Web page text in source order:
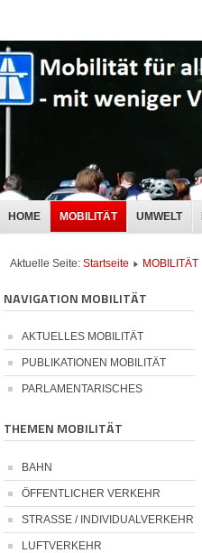
HOME MOBILITÄT UMWELT
Aktuelle Seite: Startseite MOBILITÄT
NAVIGATION MOBILITÄT
AKTUELLES MOBILITÄT
PUBLIKATIONEN MOBILITÄT
PARLAMENTARISCHES
THEMEN MOBILITÄT
BAHN
ÖFFENTLICHER VERKEHR
STRASSE / INDIVIDUALVERKEHR
LUFTVERKEHR